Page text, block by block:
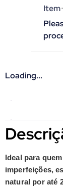
Item
Loading...
Ideal para
imperfeições,
natural por até